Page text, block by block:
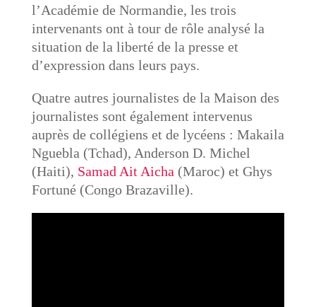
l’Académie de Normandie, les trois
intervenants ont à tour de rôle analysé la
situation de la liberté de la presse et
d’expression dans leurs pays.
Quatre autres journalistes de la Maison des
journalistes sont également intervenus
auprès de collégiens et de lycéens : Makaila
Nguebla (Tchad), Anderson D. Michel
(Haiti), Samad Ait Aicha (Maroc) et Ghys
Fortuné (Congo Brazaville).